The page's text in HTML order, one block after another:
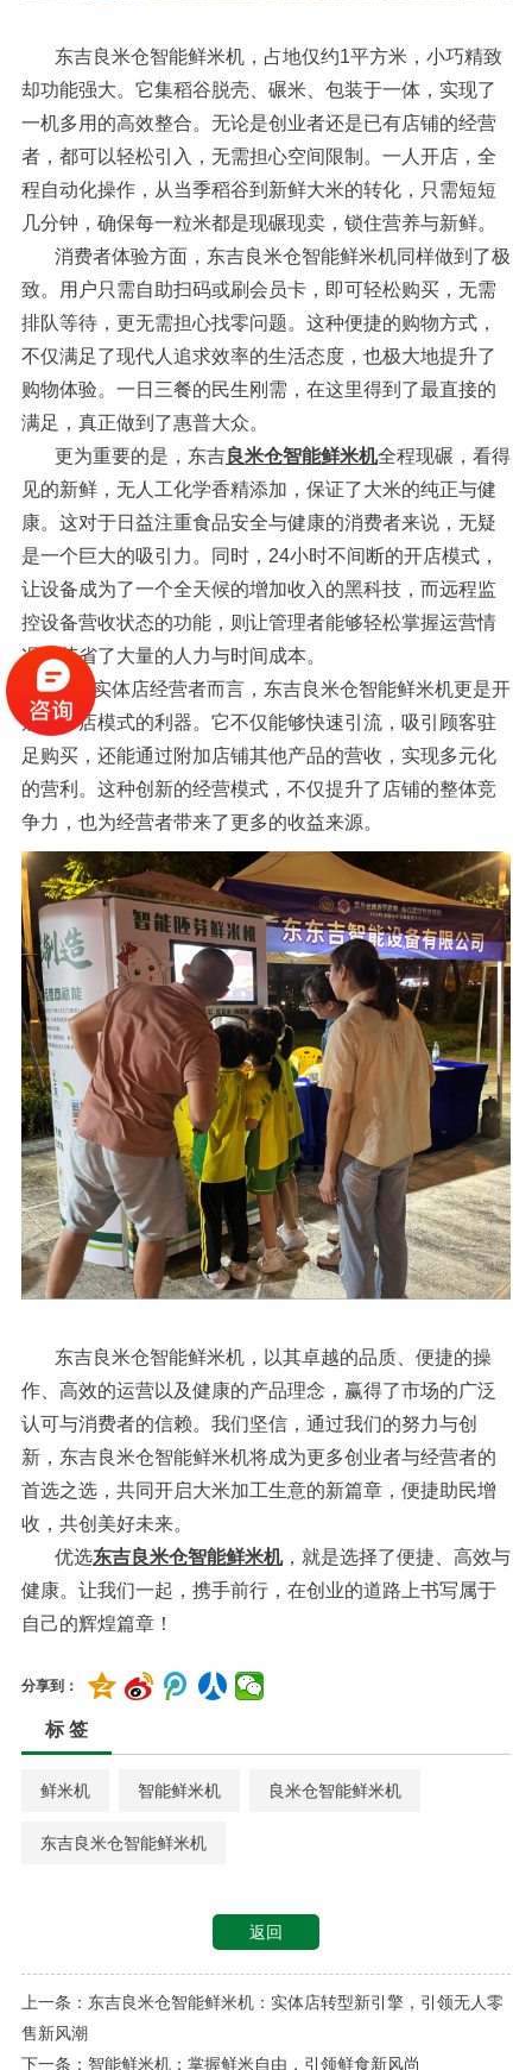
东吉良米仓智能鲜米机，占地仅约1平方米，小巧精致
却功能强大。它集稻谷脱壳、碾米、包装于一体，实现了
一机多用的高效整合。无论是创业者还是已有店铺的经营
者，都可以轻松引入，无需担心空间限制。一人开店，全
程自动化操作，从当季稻谷到新鲜大米的转化，只需短短
几分钟，确保每一粒米都是现碾现卖，锁住营养与新鲜。
消费者体验方面，东吉良米仓智能鲜米机同样做到了极
致。用户只需自助扫码或刷会员卡，即可轻松购买，无需
排队等待，更无需担心找零问题。这种便捷的购物方式，
不仅满足了现代人追求效率的生活态度，也极大地提升了
购物体验。一日三餐的民生刚需，在这里得到了最直接的
满足，真正做到了惠普大众。
更为重要的是，东吉良米仓智能鲜米机全程现碾，看得
见的新鲜，无人工化学香精添加，保证了大米的纯正与健
康。这对于日益注重食品安全与健康的消费者来说，无疑
是一个巨大的吸引力。同时，24小时不间断的开店模式，
让设备成为了一个全天候的增加收入的黑科技，而远程监
控设备营收状态的功能，则让管理者能够轻松掌握运营情
况，节省了大量的人力与时间成本。
对于实体店经营者而言，东吉良米仓智能鲜米机更是开
启店中店模式的利器。它不仅能够快速引流，吸引顾客驻
足购买，还能通过附加店铺其他产品的营收，实现多元化
的营利。这种创新的经营模式，不仅提升了店铺的整体竞
争力，也为经营者带来了更多的收益来源。
东吉良米仓智能鲜米机，以其卓越的品质、便捷的操
作、高效的运营以及健康的产品理念，赢得了市场的广泛
认可与消费者的信赖。我们坚信，通过我们的努力与创
新，东吉良米仓智能鲜米机将成为更多创业者与经营者的
首选之选，共同开启大米加工生意的新篇章，便捷助民增
收，共创美好未来。
优选东吉良米仓智能鲜米机，就是选择了便捷、高效与
健康。让我们一起，携手前行，在创业的道路上书写属于
自己的辉煌篇章！
分享到：
标 签
鲜米机 智能鲜米机 良米仓智能鲜米机
东吉良米仓智能鲜米机
返回
上一条：东吉良米仓智能鲜米机：实体店转型新引擎，引领无人零
售新风潮
下一条：​智能鲜米机：掌握鲜米自由，引领鲜食新风尚